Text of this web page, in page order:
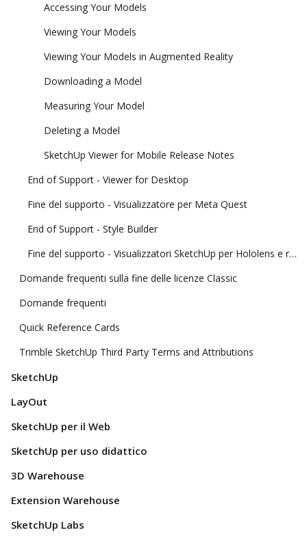
Accessing Your Models
Viewing Your Models
Viewing Your Models in Augmented Reality
Downloading a Model
Measuring Your Model
Deleting a Model
SketchUp Viewer for Mobile Release Notes
End of Support - Viewer for Desktop
Fine del supporto - Visualizzatore per Meta Quest
End of Support - Style Builder
Fine del supporto - Visualizzatori SketchUp per Hololens e realtà virtuale
Domande frequenti sulla fine delle licenze Classic
Domande frequenti
Quick Reference Cards
Trimble SketchUp Third Party Terms and Attributions
SketchUp
LayOut
SketchUp per il Web
SketchUp per uso didattico
3D Warehouse
Extension Warehouse
SketchUp Labs